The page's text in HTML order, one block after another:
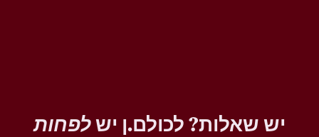
יש שאלות? לכולם.ן ישלפחות